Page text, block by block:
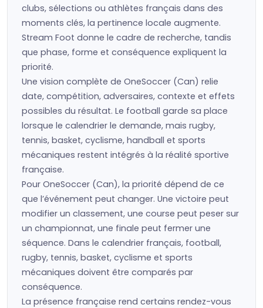
clubs, sélections ou athlètes français dans des
moments clés, la pertinence locale augmente.
Stream Foot donne le cadre de recherche, tandis
que phase, forme et conséquence expliquent la
priorité.
Une vision complète de OneSoccer (Can) relie
date, compétition, adversaires, contexte et effets
possibles du résultat. Le football garde sa place
lorsque le calendrier le demande, mais rugby,
tennis, basket, cyclisme, handball et sports
mécaniques restent intégrés à la réalité sportive
française.
Pour OneSoccer (Can), la priorité dépend de ce
que l’événement peut changer. Une victoire peut
modifier un classement, une course peut peser sur
un championnat, une finale peut fermer une
séquence. Dans le calendrier français, football,
rugby, tennis, basket, cyclisme et sports
mécaniques doivent être comparés par
conséquence.
La présence française rend certains rendez-vous